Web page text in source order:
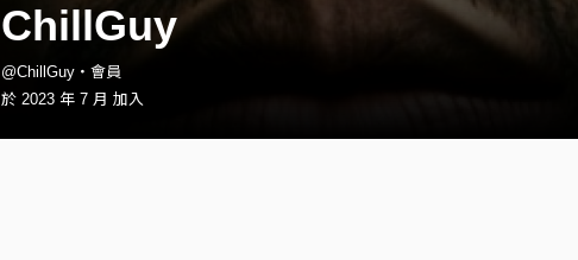
ChillGuy
@ChillGuy・會員
於 2023 年 7 月 加入